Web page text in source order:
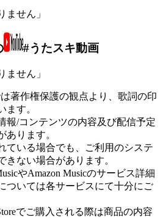
ません」
#うたスキ動画
ません」
著作権保護の観点より、歌詞の印
ます。
報/コンテンツの内容及び配信予定
あります。
ている場合でも、ご利用のシステ
きない場合があります。
やAmazon Musicのサービス詳細
ついては各サービスにて十分にご
でご購入される際は商品の内容